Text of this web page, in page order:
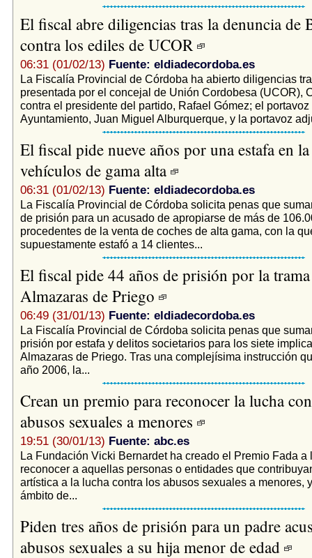
El fiscal abre diligencias tras la denuncia de
contra los ediles de UCOR
06:31 (01/02/13) Fuente: eldiadecordoba.es
La Fiscalía Provincial de Córdoba ha abierto diligencias
presentada por el concejal de Unión Cordobesa (UCOR),
contra el presidente del partido, Rafael Gómez; el portavoz
Ayuntamiento, Juan Miguel Alburquerque, y la portavoz
El fiscal pide nueve años por una estafa en
vehículos de gama alta
06:31 (01/02/13) Fuente: eldiadecordoba.es
La Fiscalía Provincial de Córdoba solicita penas que
de prisión para un acusado de apropiarse de más de
procedentes de la venta de coches de alta gama, con la
supuestamente estafó a 14 clientes...
El fiscal pide 44 años de prisión por la
Almazaras de Priego
06:49 (31/01/13) Fuente: eldiadecordoba.es
La Fiscalía Provincial de Córdoba solicita penas que
prisión por estafa y delitos societarios para los siete
Almazaras de Priego. Tras una complejísima instrucción
año 2006, la...
Crean un premio para reconocer la lucha
abusos sexuales a menores
19:51 (30/01/13) Fuente: abc.es
La Fundación Vicki Bernardet ha creado el Premio Fada a
reconocer a aquellas personas o entidades que
artística a la lucha contra los abusos sexuales a menores,
ámbito de...
Piden tres años de prisión para un padre
abusos sexuales a su hija menor de edad